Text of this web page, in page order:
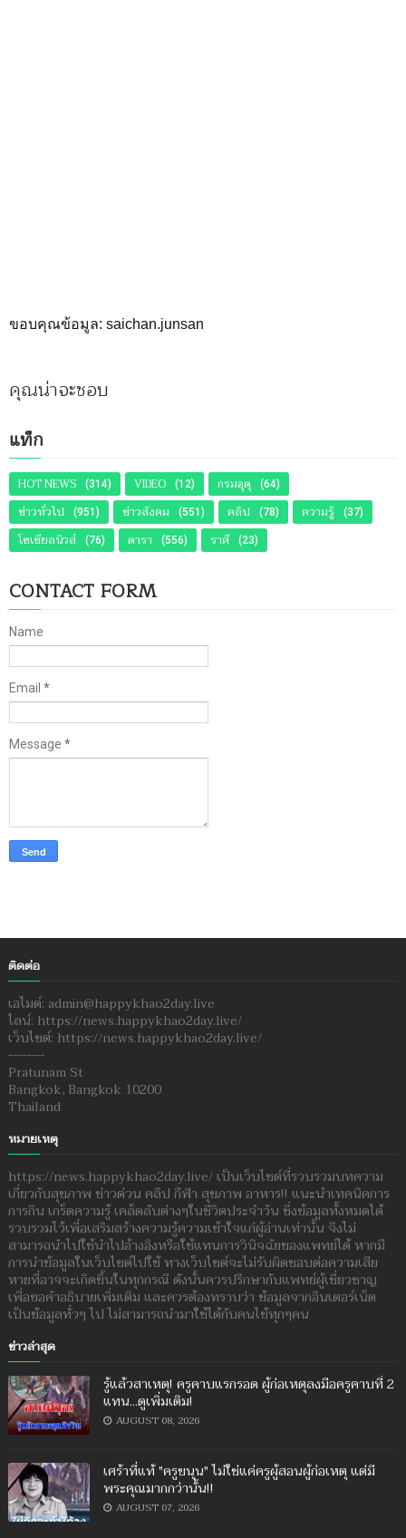
ขอบคุณข้อมูล: saichan.junsan
คุณน่าจะชอบ
แท็ก
HOT NEWS (314) VIDEO (12) กรมอุตุ (64)
ข่าวทั่วไป (951) ข่าวสังคม (551) คลิป (78) ความรู้ (37)
โซเชียลนิวส์ (76) ดารา (556) ราศี (23)
CONTACT FORM
Name
Email *
Message *
ติดต่อ
เอไมด์: admin@happykhao2day.live
ไลน์: https://news.happykhao2day.live/
เว็บไซต์: https://news.happykhao2day.live/
--------
Pratunam St
Bangkok, Bangkok 10200
Thailand
หมายเหตุ
https://news.happykhao2day.live/ เป็นเว็บไซต์ที่รวบรวมบทความ
เกี่ยวกับสุขภาพ ข่าวด่วน คลิป กีฬา สุขภาพ อาหาร!! แนะนำเทคนิคการ
การกิน เกร็ดความรู้ เคล็ดลับต่างๆในชีวิตประจำวัน ซึ่งข้อมูลทั้งหมดได้
รวบรวมไว้เพื่อเสริมสร้างความรู้ความเข้าใจแก่ผู้อ่านเท่านั้น จึงไม่
สามารถนำไปใช้นำไปอ้างอิงหรือใช้แทนการวินิจฉัยของแพทย์ได้ หากมี
การนำข้อมูลในเว็บไซต์ไปใช้ ทางเว็บไซต์จะไม่รับผิดชอบต่อความเสีย
หายที่อาจจะเกิดขึ้นในทุกกรณี ดังนั้นควรปรึกษากับแพทย์ผู้เชี่ยวชาญ
เพื่อขอคำอธิบายเพิ่มเติม และควรต้องทราบว่า ข้อมูลจากอินเตอร์เน็ต
เป็นข้อมูลทั่วๆ ไป ไม่สามารถนำมาใช้ได้กับคนไข้ทุกๆคน
ข่าวล่าสุด
รู้แล้วสาเหตุ! ครูคาบแรกรอด ผู้ก่อเหตุลงมือครูคาบที่ 2
แทน...ดูเพิ่มเติม!
AUGUST 08, 2026
เศร้าที่แท้ "ครูขนุน" ไม่ใช่แค่ครูผู้สอนผู้ก่อเหตุ แต่มี
พระคุณมากกว่านั้น!!
AUGUST 07, 2026